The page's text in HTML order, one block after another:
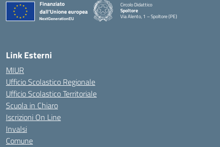
Circolo Didattico
Spoltore
Via Alento, 1 – Spoltore (PE)
— Visita la pagina iniziale della scuola
Link Esterni
MIUR
Ufficio Scolastico Regionale
Ufficio Scolastico Territoriale
Scuola in Chiaro
Iscrizioni On Line
Invalsi
Comune